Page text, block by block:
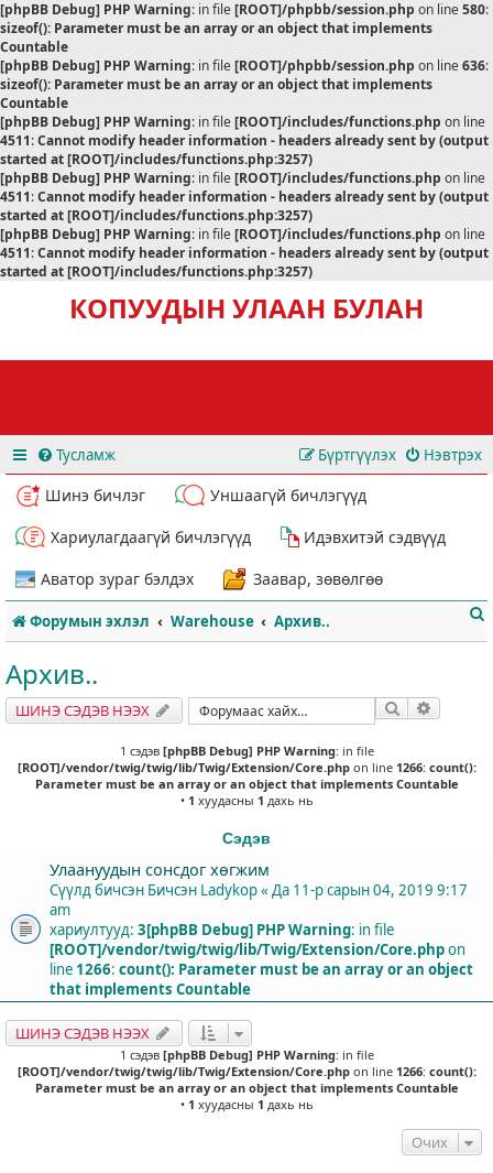
[phpBB Debug] PHP Warning: in file[ROOT]/phpbb/session.php on line580:
sizeof(): Parameter must be an array or an object that implements
Countable
[phpBB Debug] PHP Warning: in file[ROOT]/phpbb/session.php on line636:
sizeof(): Parameter must be an array or an object that implements
Countable
[phpBB Debug] PHP Warning: in file[ROOT]/includes/functions.php on line
4511:Cannot modify header information - headers already sent by (output
started at [ROOT]/includes/functions.php:3257)
[phpBB Debug] PHP Warning: in file[ROOT]/includes/functions.php on line
4511:Cannot modify header information - headers already sent by (output
started at [ROOT]/includes/functions.php:3257)
[phpBB Debug] PHP Warning: in file[ROOT]/includes/functions.php on line
4511:Cannot modify header information - headers already sent by (output
started at [ROOT]/includes/functions.php:3257)
КОПУУДЫН УЛААН БУЛАН
Тусламж Нэвтрэх
Бүртгүүлэх
Шинэ бичлэг
Уншаагүй бичлэгүүд
Хариулагдаагүй бичлэгүүд
Идэвхитэй сэдвүүд
Аватор зураг бэлдэх
Заавар, зөвөлгөө
Форумын эхлэл Warehouse Архив..
Архив..
ШИНЭ СЭДЭВ НЭЭХ Хайлт
1 сэдэв [phpBB Debug] PHP Warning: in file
[ROOT]/vendor/twig/twig/lib/Twig/Extension/Core.phpon line 1266: count():
Parameter must be an array or an object that implements Countable
• 1 хуудасны 1 дахь нь
Сэдэв
Улаануудын сонсдог хөгжим
Сүүлд бичсэн Бичсэн Ladykop« Да 11-р сарын 04, 2019 9:17
am
хариултууд: 3[phpBB Debug] PHP Warning: in file
[ROOT]/vendor/twig/twig/lib/Twig/Extension/Core.phpon
line 1266: count(): Parameter must be an array or an object
that implements Countable
ШИНЭ СЭДЭВ НЭЭХ
1 сэдэв [phpBB Debug] PHP Warning: in file
[ROOT]/vendor/twig/twig/lib/Twig/Extension/Core.phpon line 1266: count():
Parameter must be an array or an object that implements Countable
• 1 хуудасны 1 дахь нь
Очих